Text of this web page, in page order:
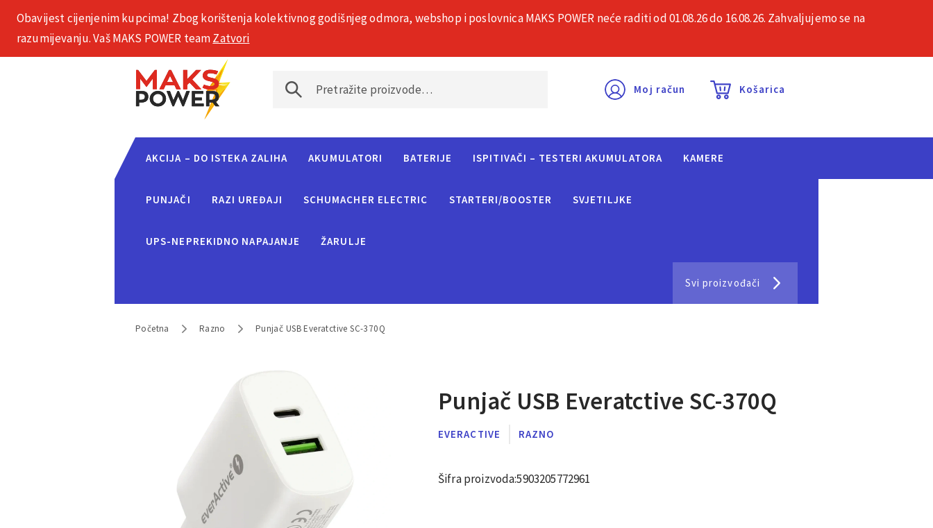
+385 1 2002 575 O nama Česta pitanja Kontakt
Moj račun Košarica
AKCIJA – DO ISTEKA ZALIHA AKUMULATORI BATERIJE ISPITIVAČI – TESTERI AKUMULATORA KAMERE
PUNJAČI RAZI UREĐAJI SCHUMACHER ELECTRIC STARTERI/BOOSTER SVJETILJKE
UPS-NEPREKIDNO NAPAJANJE ŽARULJE
Svi proizvođači
Početna Razno Punjač USB Everatctive SC-370Q
Punjač USB Everatctive SC-370Q
EVERACTIVE RAZNO
Šifra proizvoda:5903205772961
Obavijest cijenjenim kupcima! Zbog korištenja kolektivnog godišnjeg odmora, webshop i poslovnica MAKS POWER neće raditi od 01.08.26 do 16.08.26. Zahvaljujemo se na
razumijevanju. Vaš MAKS POWER teamZatvori